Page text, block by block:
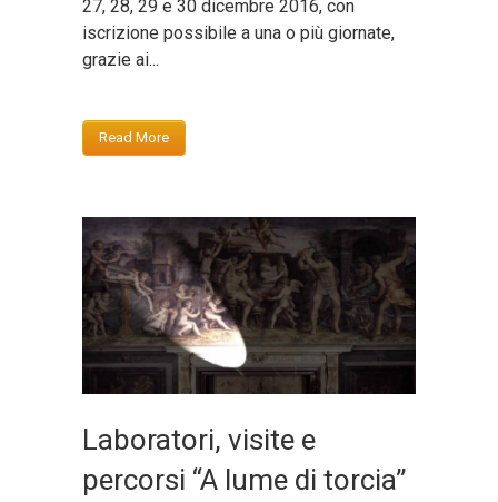
27, 28, 29 e 30 dicembre 2016, con
iscrizione possibile a una o più giornate,
grazie ai...
Read More
Laboratori, visite e
percorsi “A lume di torcia”